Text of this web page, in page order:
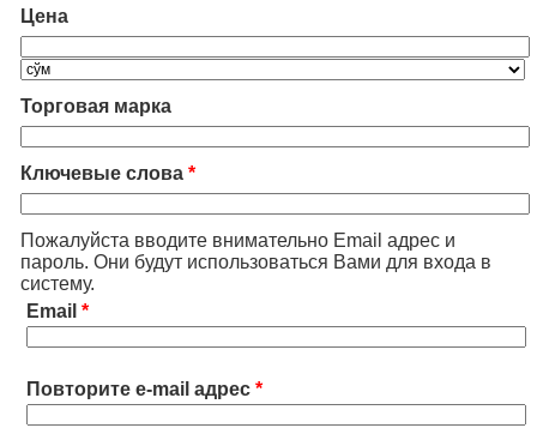
Цена
Торговая марка
Ключевые слова *
Пожалуйста вводите внимательно Email адрес и
пароль. Они будут использоваться Вами для входа в
систему.
Email *
Повторите e-mail адрес *